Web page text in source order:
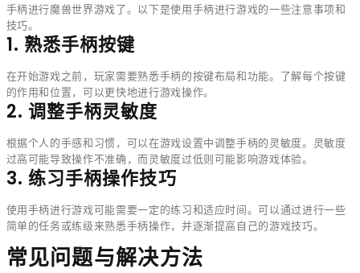
手柄进行魔兽世界游戏了。以下是使用手柄进行游戏的一些注意事项和
技巧。
1. 熟悉手柄按键
在开始游戏之前，玩家需要熟悉手柄的按键布局和功能。了解每个按键
的作用和位置，可以更快地进行游戏操作。
2. 调整手柄灵敏度
根据个人的手感和习惯，可以在游戏设置中调整手柄的灵敏度。灵敏度
过高可能导致操作不准确，而灵敏度过低则可能影响游戏体验。
3. 练习手柄操作技巧
使用手柄进行游戏可能需要一定的练习和适应时间。可以通过进行一些
简单的任务或练级来熟悉手柄操作，并逐渐提高自己的游戏技巧。
常见问题与解决方法